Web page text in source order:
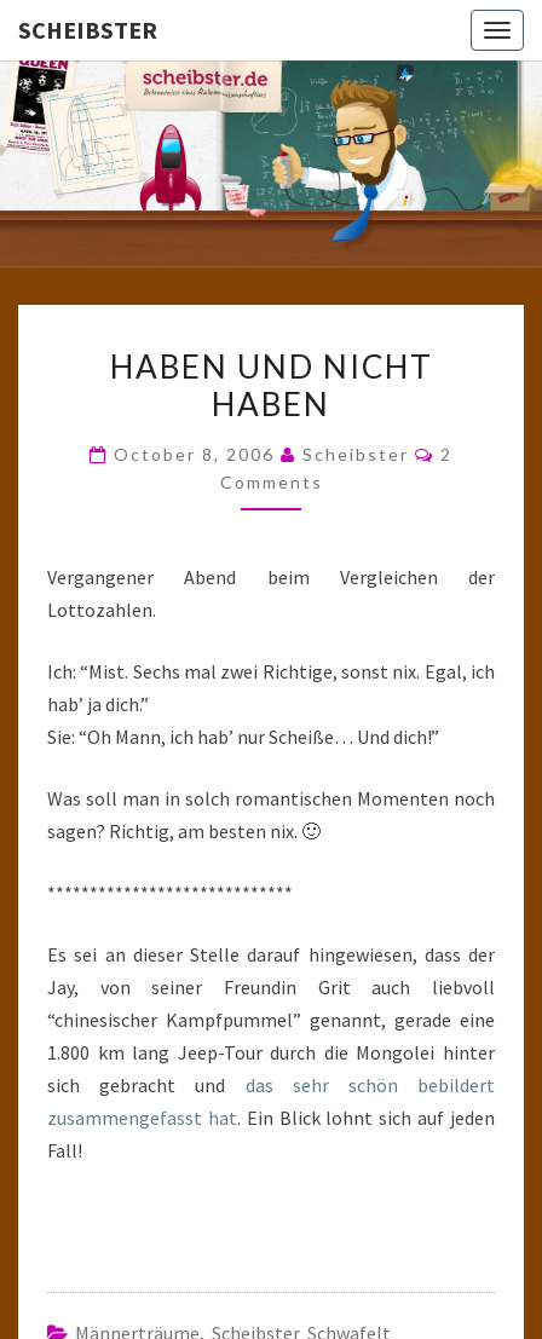
SCHEIBSTER
Gutbürgerliche
Reime Und
Mehr! In
Blogform.
School!
UND
NICHT
HABEN UND NICHT
HABEN
October 8, 2006 Scheibster Comments
2
Comments
Vergangener Abend beim Vergleichen der
Lottozahlen.
Ich: “Mist. Sechs mal zwei Richtige, sonst nix. Egal, ich
hab’ ja dich.”
Sie: “Oh Mann, ich hab’ nur Scheiße… Und dich!”
Was soll man in solch romantischen Momenten noch
sagen? Richtig, am besten nix. 🙂
*****************************
Es sei an dieser Stelle darauf hingewiesen, dass der
Jay, von seiner Freundin Grit auch liebvoll
“chinesischer Kampfpummel” genannt, gerade eine
1.800 km lang Jeep-Tour durch die Mongolei hinter
sich gebracht und das sehr schön bebildert
zusammengefasst hat. Ein Blick lohnt sich auf jeden
Fall!
Männerträume, Scheibster Schwafelt